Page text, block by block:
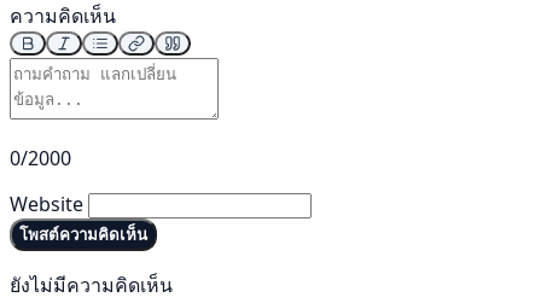
ความคิดเห็น
0/2000
Website
โพสต์ความคิดเห็น
ยังไม่มีความคิดเห็น